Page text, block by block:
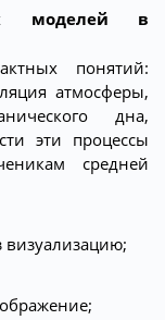
моделей в
понятий:
атмосферы,
дна,
эти процессы
средней
визуализацию;